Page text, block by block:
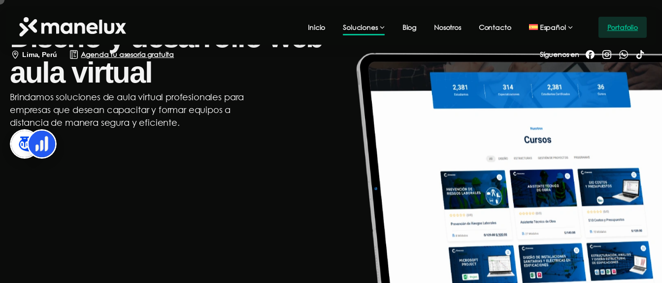
Inicio Soluciones Blog Nosotros Contacto Español Portafolio
Lima, Perú Agenda tu asesoría gratuita Síguenos en
Diseño y desarrollo web
aula virtual
Brindamos soluciones de aula virtual profesionales para
empresas que desean capacitar y formar equipos a
distancia de manera segura y eficiente.